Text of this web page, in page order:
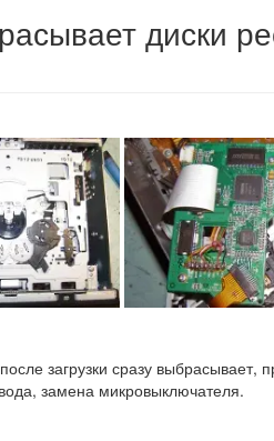
диски
загрузки сразу
замена микровыключателя.